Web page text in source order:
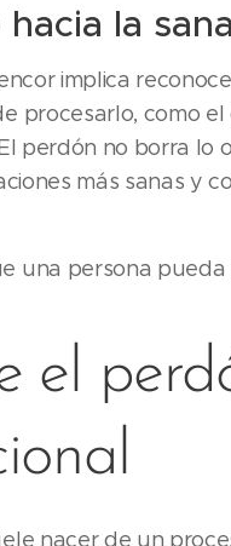
hacia la
implica
procesarlo, como
perdón no borra lo
más sanas y
una persona
el
nacer de un